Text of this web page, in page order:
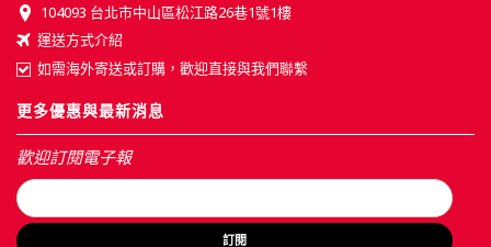
104093 台北市中山區松江路26巷1號1樓
運送方式介紹
如需海外寄送或訂購，歡迎直接與我們聯繫
更多優惠與最新消息
歡迎訂閱電子報
訂閱